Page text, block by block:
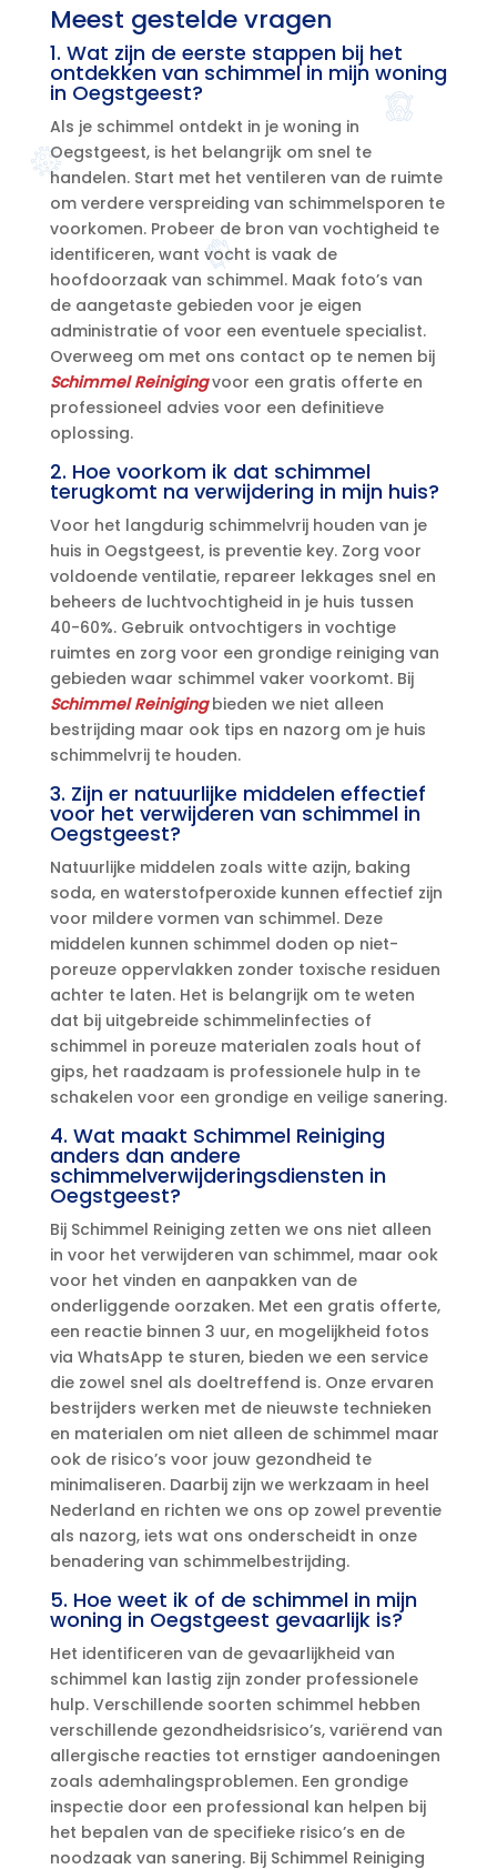
Meest gestelde vragen
1.​ Wat zijn de eerste stappen bij het
ontdekken van schimmel in mijn woning
in Oegstgeest?
Als je schimmel ontdekt in je woning in
Oegstgeest, is het belangrijk om snel te
handelen.​ Start met het ventileren van de ruimte
om verdere verspreiding van schimmelsporen te
voorkomen.​ Probeer de bron van vochtigheid te
identificeren, want vocht is vaak de
hoofdoorzaak van schimmel.​ Maak foto’s van
de aangetaste gebieden voor je eigen
administratie of voor een eventuele specialist.​
Overweeg om met ons contact op te nemen bij
Schimmel Reinigingvoor een gratis offerte en
professioneel advies voor een definitieve
oplossing.​
2.​ Hoe voorkom ik dat schimmel
terugkomt na verwijdering in mijn huis?
Voor het langdurig schimmelvrij houden van je
huis in Oegstgeest, is preventie key.​ Zorg voor
voldoende ventilatie, repareer lekkages snel en
beheers de luchtvochtigheid in je huis tussen
40-60%.​ Gebruik ontvochtigers in vochtige
ruimtes en zorg voor een grondige reiniging van
gebieden waar schimmel vaker voorkomt.​ Bij
Schimmel Reinigingbieden we niet alleen
bestrijding maar ook tips en nazorg om je huis
schimmelvrij te houden.​
3.​ Zijn er natuurlijke middelen effectief
voor het verwijderen van schimmel in
Oegstgeest?
Natuurlijke middelen zoals witte azijn, baking
soda, en waterstofperoxide kunnen effectief zijn
voor mildere vormen van schimmel.​ Deze
middelen kunnen schimmel doden op niet-
poreuze oppervlakken zonder toxische residuen
achter te laten.​ Het is belangrijk om te weten
dat bij uitgebreide schimmelinfecties of
schimmel in poreuze materialen zoals hout of
gips, het raadzaam is professionele hulp in te
schakelen voor een grondige en veilige sanering.​
4.​ Wat maakt Schimmel Reiniging
anders dan andere
schimmelverwijderingsdiensten in
Oegstgeest?
Bij Schimmel Reiniging zetten we ons niet alleen
in voor het verwijderen van schimmel, maar ook
voor het vinden en aanpakken van de
onderliggende oorzaken.​ Met een gratis offerte,
een reactie binnen 3 uur, en mogelijkheid fotos
via WhatsApp te sturen, bieden we een service
die zowel snel als doeltreffend is.​ Onze ervaren
bestrijders werken met de nieuwste technieken
en materialen om niet alleen de schimmel maar
ook de risico’s voor jouw gezondheid te
minimaliseren.​ Daarbij zijn we werkzaam in heel
Nederland en richten we ons op zowel preventie
als nazorg, iets wat ons onderscheidt in onze
benadering van schimmelbestrijding.​
5.​ Hoe weet ik of de schimmel in mijn
woning in Oegstgeest gevaarlijk is?
Het identificeren van de gevaarlijkheid van
schimmel kan lastig zijn zonder professionele
hulp.​ Verschillende soorten schimmel hebben
verschillende gezondheidsrisico’s, variërend van
allergische reacties tot ernstiger aandoeningen
zoals ademhalingsproblemen.​ Een grondige
inspectie door een professional kan helpen bij
het bepalen van de specifieke risico’s en de
noodzaak van sanering.​ Bij Schimmel Reiniging